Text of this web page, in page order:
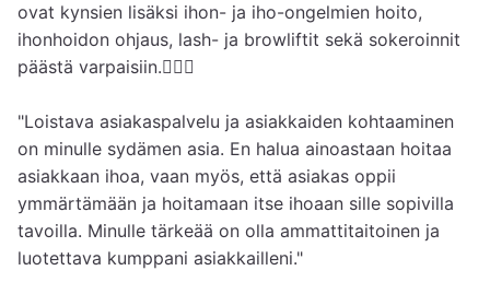
ovat kynsien lisäksi ihon- ja iho-ongelmien hoito,
ihonhoidon ohjaus, lash- ja browliftit sekä sokeroinnit
päästä varpaisiin.💆🏻‍♀️
"Loistava asiakaspalvelu ja asiakkaiden kohtaaminen
on minulle sydämen asia. En halua ainoastaan hoitaa
asiakkaan ihoa, vaan myös, että asiakas oppii
ymmärtämään ja hoitamaan itse ihoaan sille sopivilla
tavoilla. Minulle tärkeää on olla ammattitaitoinen ja
luotettava kumppani asiakkailleni."